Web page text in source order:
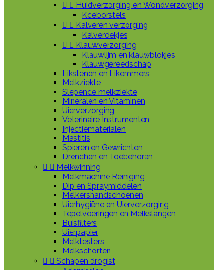
  Huidverzorging en Wondverzorging
Koeborstels
  Kalveren verzorging
Kalverdekjes
  Klauwverzorging
Klauwlijm en klauwblokjes
Klauwgereedschap
Likstenen en Likemmers
Melkziekte
Slepende melkziekte
Mineralen en Vitaminen
Uierverzorging
Veterinaire Instrumenten
Injectiematerialen
Mastitis
Spieren en Gewrichten
Drenchen en Toebehoren
  Melkwinning
Melkmachine Reiniging
Dip en Spraymiddelen
Melkershandschoenen
Uierhygiëne en Uierverzorging
Tepelvoeringen en Melkslangen
Buisfilters
Uierpapier
Melktesters
Melkschorten
  Schapen drogist